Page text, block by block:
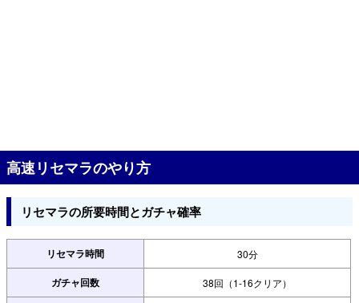
高速リセマラのやり方
リセマラの所要時間とガチャ確率
リセマラ時間 30分
ガチャ回数 38回（1-16クリア）